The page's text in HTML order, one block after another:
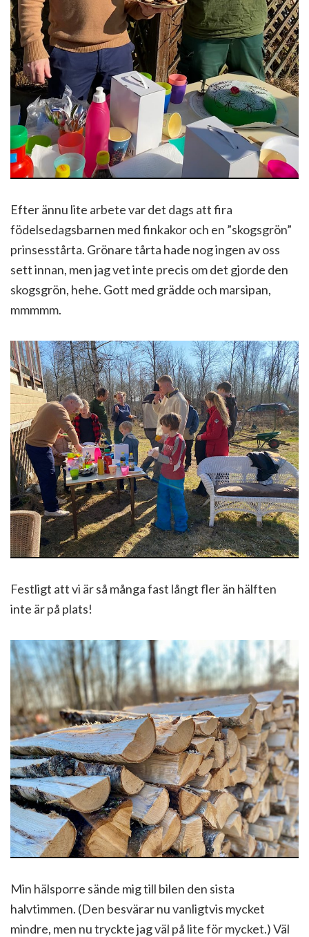
Efter ännu lite arbete var det dags att fira
födelsedagsbarnen med finkakor och en ”skogsgrön”
prinsesstårta. Grönare tårta hade nog ingen av oss
sett innan, men jag vet inte precis om det gjorde den
skogsgrön, hehe. Gott med grädde och marsipan,
mmmmm.
Festligt att vi är så många fast långt fler än hälften
inte är på plats!
Min hälsporre sände mig till bilen den sista
halvtimmen. (Den besvärar nu vanligtvis mycket
mindre, men nu tryckte jag väl på lite för mycket.) Väl